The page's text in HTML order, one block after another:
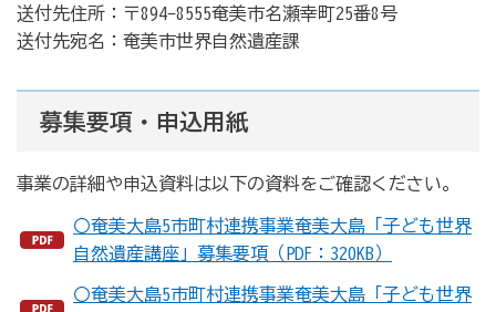
送付先住所：〒894-8555奄美市名瀬幸町25番8号
送付先宛名：奄美市世界自然遺産課
募集要項・申込用紙
事業の詳細や申込資料は以下の資料をご確認ください。
〇奄美大島5市町村連携事業奄美大島「子ども世界
自然遺産講座」募集要項（PDF：320KB）
〇奄美大島5市町村連携事業奄美大島「子ども世界